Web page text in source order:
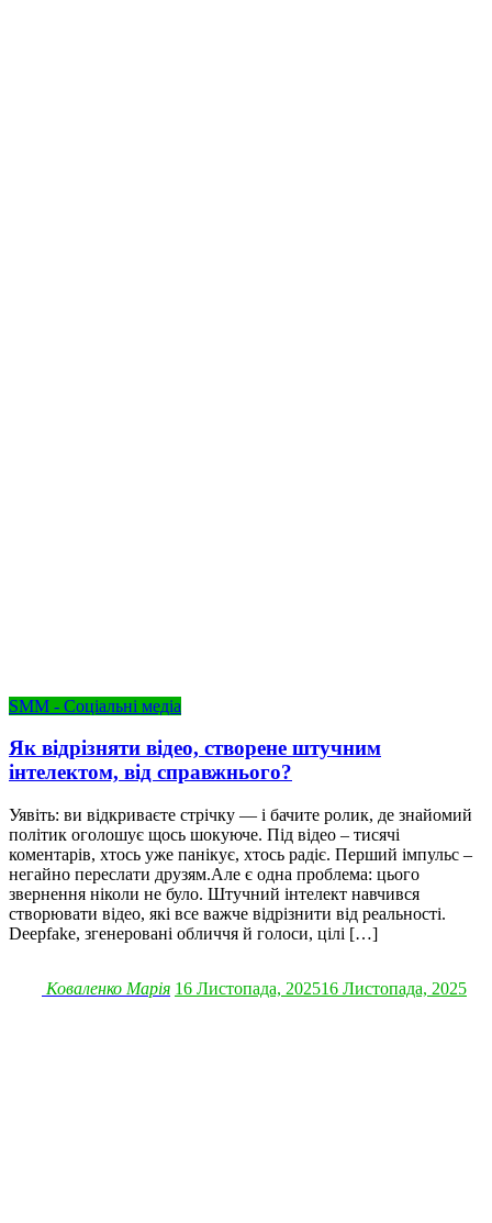
SMM - Соціальні медіа
Як відрізняти відео, створене штучним
інтелектом, від справжнього?
Уявіть: ви відкриваєте стрічку — і бачите ролик, де знайомий
політик оголошує щось шокуюче. Під відео – тисячі
коментарів, хтось уже панікує, хтось радіє. Перший імпульс –
негайно переслати друзям.Але є одна проблема: цього
звернення ніколи не було. Штучний інтелект навчився
створювати відео, які все важче відрізнити від реальності.
Deepfake, згенеровані обличчя й голоси, цілі […]
Коваленко Марія 16 Листопада, 202516 Листопада, 2025